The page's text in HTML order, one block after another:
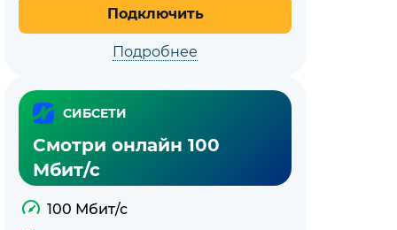
Подключить
Подробнее
СИБСЕТИ
Смотри онлайн 100
Мбит/с
100 Мбит/с